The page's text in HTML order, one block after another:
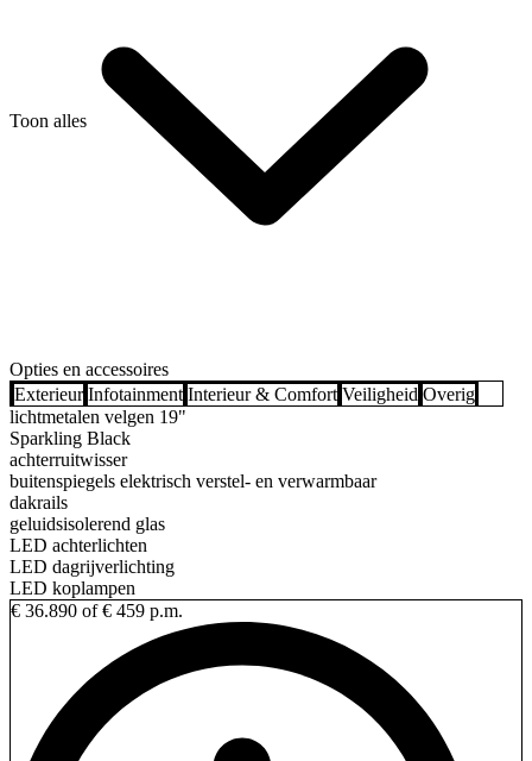
Toon alles
Opties en accessoires
Exterieur Infotainment Interieur & Comfort Veiligheid Overig
lichtmetalen velgen 19"
Sparkling Black
achterruitwisser
buitenspiegels elektrisch verstel- en verwarmbaar
dakrails
geluidsisolerend glas
LED achterlichten
LED dagrijverlichting
LED koplampen
€ 36.890 of € 459 p.m.